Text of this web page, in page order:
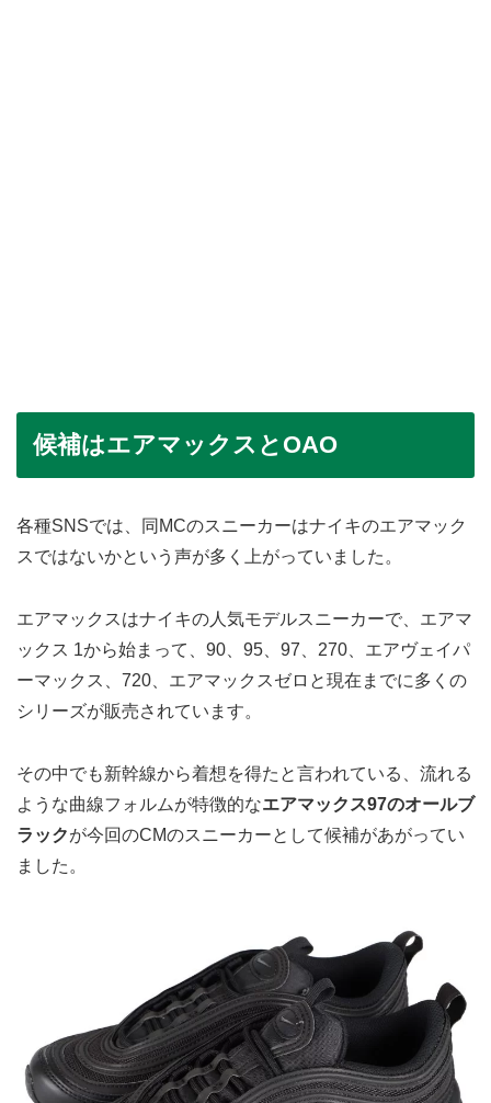
候補はエアマックスとOAO
各種SNSでは、同MCのスニーカーはナイキのエアマック
スではないかという声が多く上がっていました。
エアマックスはナイキの人気モデルスニーカーで、エアマ
ックス 1から始まって、90、95、97、270、エアヴェイパ
ーマックス、720、エアマックスゼロと現在までに多くの
シリーズが販売されています。
その中でも新幹線から着想を得たと言われている、流れる
ような曲線フォルムが特徴的なエアマックス97のオールブ
ラックが今回のCMのスニーカーとして候補があがってい
ました。